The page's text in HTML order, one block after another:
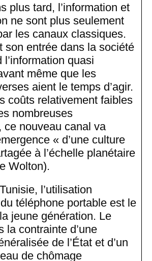
plus tard, l’information et
ne sont plus seulement
les canaux classiques.
son entrée dans la société
l’information quasi
même que les
aient le temps d’agir.
coûts relativement faibles
nombreuses
ce nouveau canal va
« d’une culture
à l’échelle planétaire
Wolton).
l’utilisation
téléphone portable est le
jeune génération. Le
la contrainte d’une
de l’État et d’un
de chômage